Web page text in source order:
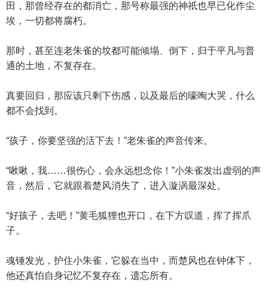
田，那曾经存在的都消亡，那号称最强的神祇也早已化作尘
埃，一切都将腐朽。
那时，甚至连老朱雀的坟都可能倾塌、倒下，归于平凡与普
通的土地，不复存在。
真要回归，那应该只剩下伤感，以及最后的嚎啕大哭，什么
都不会找到。
“孩子，你要坚强的活下去！”老朱雀的声音传来。
“啾啾，我……很伤心，会永远想念你！”小朱雀发出虚弱的声
音，然后，它就跟着楚风消失了，进入漩涡最深处。
“好孩子，去吧！”黄毛狐狸也开口，在下方叹道，挥了挥爪
子。
魂锺发光，护住小朱雀，它躲在当中，而楚风也在钟体下，
他还真怕自身记忆不复存在，遗忘所有。